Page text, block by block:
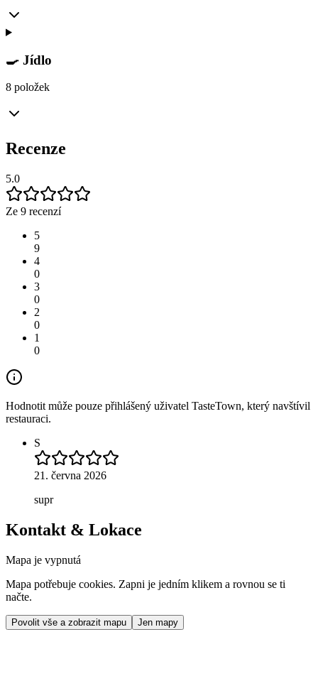
🍳 Jídlo
8 položek
Recenze
5.0
Ze 9 recenzí
5
9
4
0
3
0
2
0
1
0
Hodnotit může pouze přihlášený uživatel TasteTown, který navštívil
restauraci.
S
21. června 2026
supr
Kontakt & Lokace
Mapa je vypnutá
Mapa potřebuje cookies. Zapni je jedním klikem a rovnou se ti
načte.
Povolit vše a zobrazit mapu Jen mapy